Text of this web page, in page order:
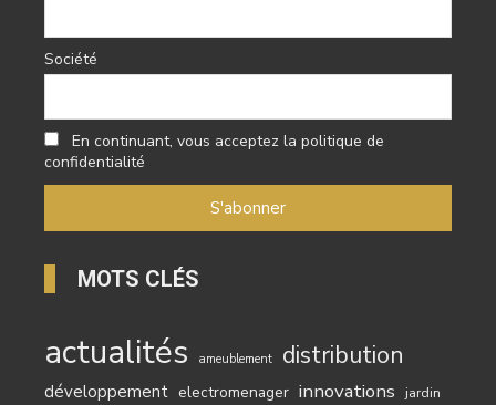
Société
En continuant, vous acceptez la politique de
confidentialité
MOTS CLÉS
actualités ameublement distribution
développement electromenager innovations jardin